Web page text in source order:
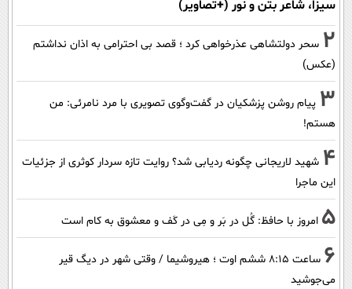
سیزا، شاعر بتن و نور (+تصاویر)
2 سحر دولتشاهی عذرخواهی کرد ؛ قصد بی احترامی به اذان نداشتم
(عکس)
3 پیام روشن پزشکیان در گفت‌و‌گوی تصویری با مرد نامرئی: من
هستم!
4 شهید لاریجانی چگونه ردیابی شد؟ روایت تازه سردار کوثری از جزئیات
این ماجرا
5 امروز با حافظ: گُل در بَر و مِی در کَف و معشوق به کام است
6
ساعت ۸:۱۵ ششم اوت ؛ هیروشیما / وقتی شهر در دیگ قیر
می‌جوشید